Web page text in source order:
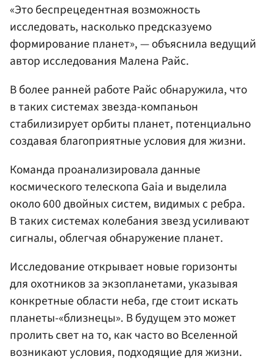
«Это беспрецедентная возможность
исследовать, насколько предсказуемо
формирование планет», — объяснила ведущий
автор исследования Малена Райс.
В более ранней работе Райс обнаружила, что
в таких системах звезда-компаньон
стабилизирует орбиты планет, потенциально
создавая благоприятные условия для жизни.
Команда проанализировала данные
космического телескопа Gaia и выделила
около 600 двойных систем, видимых с ребра.
В таких системах колебания звезд усиливают
сигналы, облегчая обнаружение планет.
Исследование открывает новые горизонты
для охотников за экзопланетами, указывая
конкретные области неба, где стоит искать
планеты-«близнецы». В будущем это может
пролить свет на то, как часто во Вселенной
возникают условия, подходящие для жизни.